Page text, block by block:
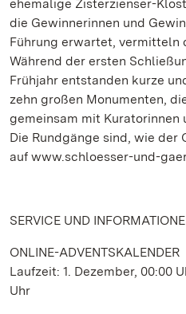
ehemalige Zisterzienser-
die Gewinnerinnen und
Führung erwartet, vermitteln
Während der ersten
Frühjahr entstanden kurze
zehn großen Monumenten,
gemeinsam mit Kuratorinnen
Die Rundgänge sind, wie der
auf www.schloesser-und-
SERVICE UND
ONLINE-ADVENTSKALENDER
Laufzeit: 1. Dezember, 00:00
Uhr